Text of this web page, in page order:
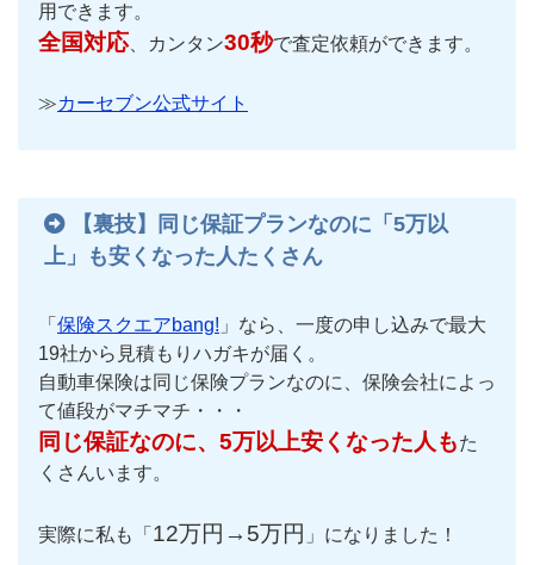
用できます。
全国対応、カンタン30秒で査定依頼ができます。
≫カーセブン公式サイト
【裏技】同じ保証プランなのに「5万以
上」も安くなった人たくさん
「 保険スクエアbang! 」なら、一度の申し込みで最大
19社から見積もりハガキが届く。
自動車保険は同じ保険プランなのに、保険会社によっ
て値段がマチマチ・・・
同じ保証なのに、5万以上安くなった人もた
くさんいます。
実際に私も「 12万円→5万円 」になりました！